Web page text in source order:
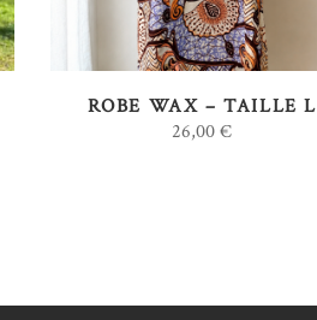
ROBE WAX – TAILLE L
26,00€